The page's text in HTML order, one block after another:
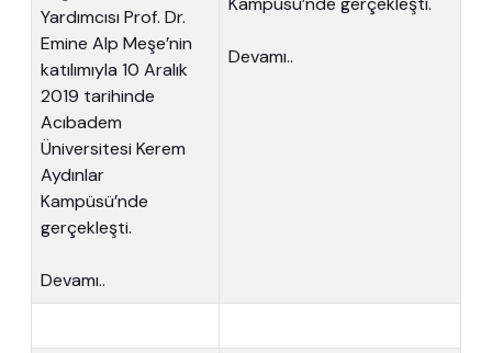
Yardımcısı Prof. Dr.
Emine Alp Meşe’nin
katılımıyla 10 Aralık
2019 tarihinde
Acıbadem
Üniversitesi Kerem
Aydınlar
Kampüsü’nde
gerçekleşti.
Devamı..
Devamı..